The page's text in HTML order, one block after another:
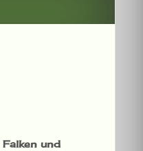
und